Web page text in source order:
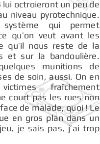
lui octroieront un peu de
niveau pyrotechnique.
système qui permet
qu’on veut avant les
qu’il nous reste de la
et sur la bandoulière.
munitions de
de soin, aussi. On en
fraîchement
court pas les rues non
de malade, quoi ! Le
en gros plan dans un
je sais pas, j’ai trop